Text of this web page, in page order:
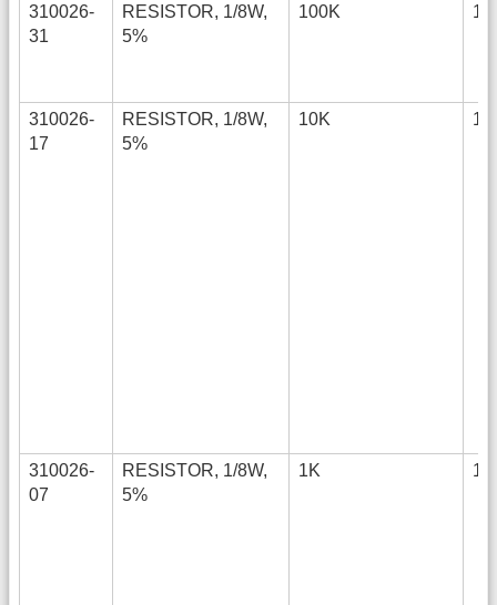
310026-
31
RESISTOR, 1/8W,
5%
100K
310026-
17
RESISTOR, 1/8W,
5%
10K
310026-
07
RESISTOR, 1/8W,
5%
1K